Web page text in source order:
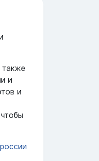
также
и
и